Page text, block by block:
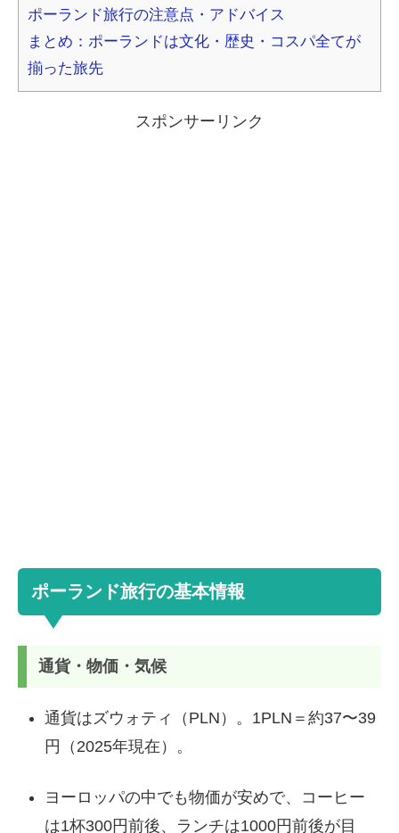
ポーランド旅行の注意点・アドバイス
まとめ：ポーランドは文化・歴史・コスパ全てが
揃った旅先
スポンサーリンク
ポーランド旅行の基本情報
通貨・物価・気候
通貨はズウォティ（PLN）。1PLN＝約37〜39
円（2025年現在）。
ヨーロッパの中でも物価が安めで、コーヒー
は1杯300円前後、ランチは1000円前後が目